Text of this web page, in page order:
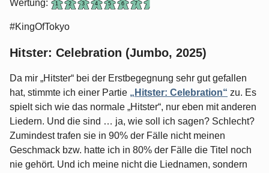
Wertung:
#KingOfTokyo
Hitster: Celebration (Jumbo, 2025)
Da mir „Hitster“ bei der Erstbegegnung sehr gut gefallen
hat, stimmte ich einer Partie „Hitster: Celebration“ zu. Es
spielt sich wie das normale „Hitster“, nur eben mit anderen
Liedern. Und die sind … ja, wie soll ich sagen? Schlecht?
Zumindest trafen sie in 90% der Fälle nicht meinen
Geschmack bzw. hatte ich in 80% der Fälle die Titel noch
nie gehört. Und ich meine nicht die Liednamen, sondern